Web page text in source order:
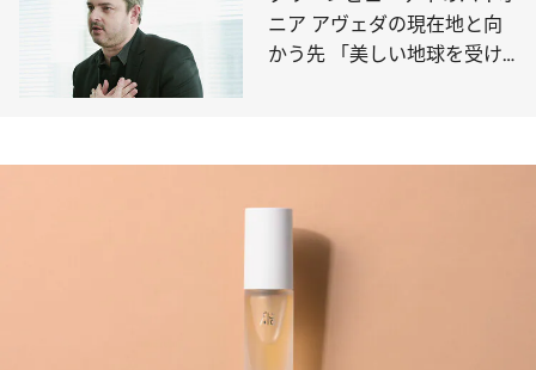
ニア アヴェダの現在地と向
かう先 「美しい地球を受け